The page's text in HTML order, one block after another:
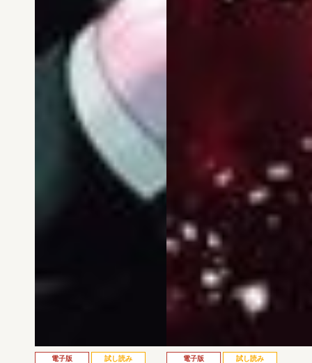
電子版 試し読み 電子版 試し読み